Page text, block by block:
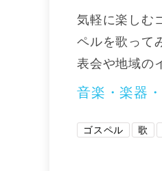
気軽に楽しむ
ペルを歌って
表会や地域の
音楽・楽器
ゴスペル 歌